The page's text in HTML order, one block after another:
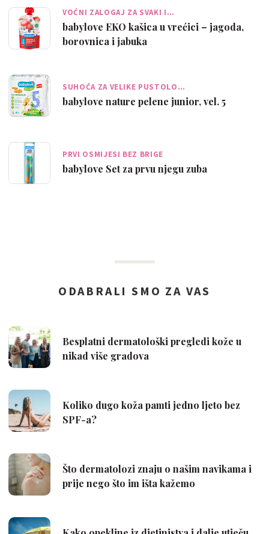
VOĆNI ZALOGAJ ZA SVAKI I…
babylove EKO kašica u vrećici – jagoda,
borovnica i jabuka
SUHOĆA ZA VELIKE PUSTOLO…
babylove nature pelene junior, vel. 5
PRVI OSMIJESI BEZ BRIGE
babylove Set za prvu njegu zuba